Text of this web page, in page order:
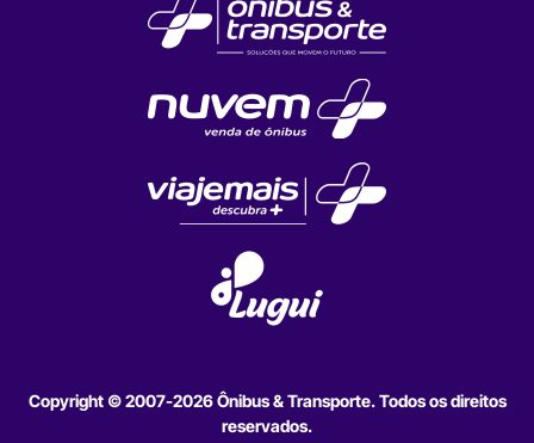
Copyright © 2007-2026 Ônibus & Transporte. Todos os direitos
reservados.